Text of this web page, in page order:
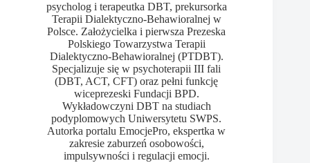
psycholog i terapeutka DBT, prekursorka
Terapii Dialektyczno-Behawioralnej w
Polsce. Założycielka i pierwsza Prezeska
Polskiego Towarzystwa Terapii
Dialektyczno-Behawioralnej (PTDBT).
Specjalizuje się w psychoterapii III fali
(DBT, ACT, CFT) oraz pełni funkcję
wiceprezeski Fundacji BPD.
Wykładowczyni DBT na studiach
podyplomowych Uniwersytetu SWPS.
Autorka portalu EmocjePro, ekspertka w
zakresie zaburzeń osobowości,
impulsywności i regulacji emocji.